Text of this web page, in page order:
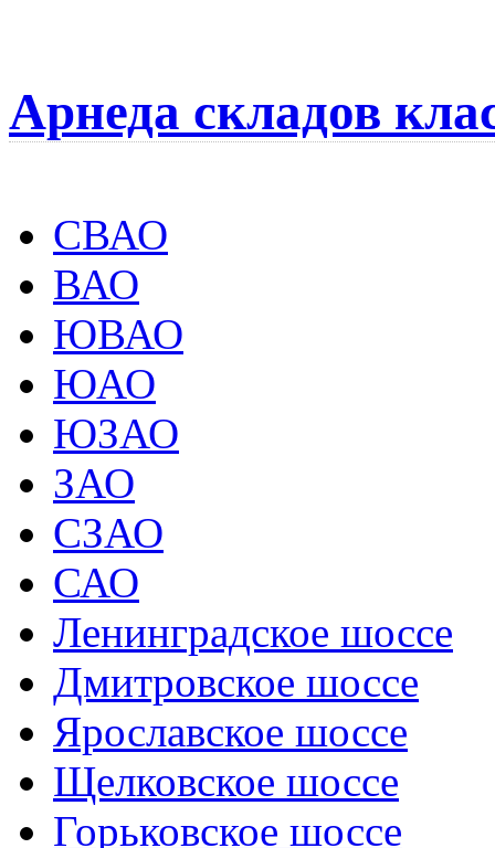
Арнеда складов
СВАО
ВАО
ЮВАО
ЮАО
ЮЗАО
ЗАО
СЗАО
САО
Ленинградское шоссе
Дмитровское шоссе
Ярославское шоссе
Щелковское шоссе
Горьковское шоссе